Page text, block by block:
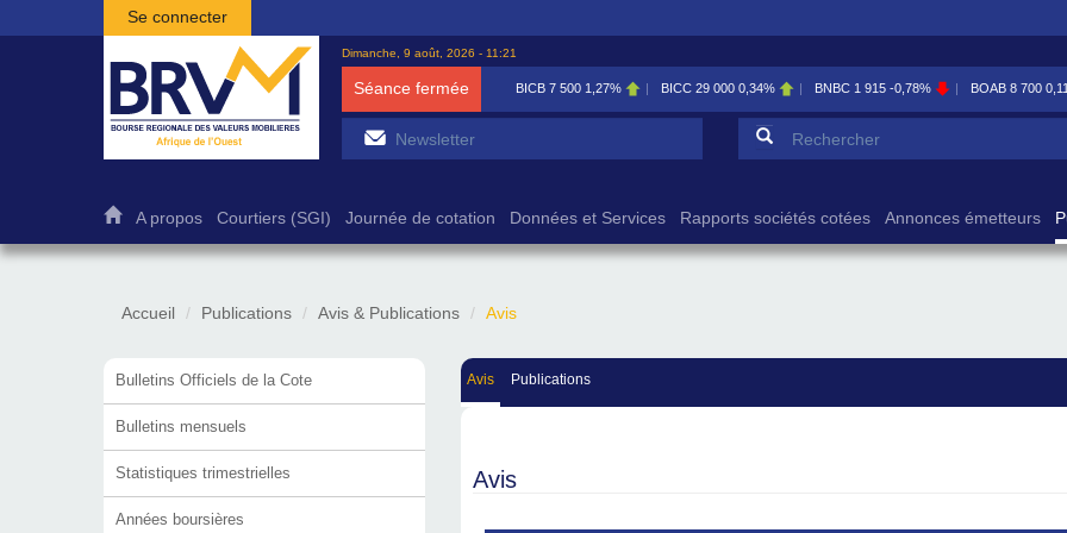
Aller au contenu principal
Se connecter
Dimanche, 9 août, 2026 - 11:21
Séance fermée
BICB 7 500 1,27% BICC 29 000 0,34% BNBC 1 915 -0,78% BOAB 8 700 0,11%
Formulaire de
A propos Courtiers (SGI) Journée de cotation Données et Services Rapports sociétés cotées Annonces émetteurs
Accueil Publications Avis & Publications Avis
Bulletins Officiels de la Cote
Bulletins mensuels
Statistiques trimestrielles
Années boursières
Avis Publications
Avis